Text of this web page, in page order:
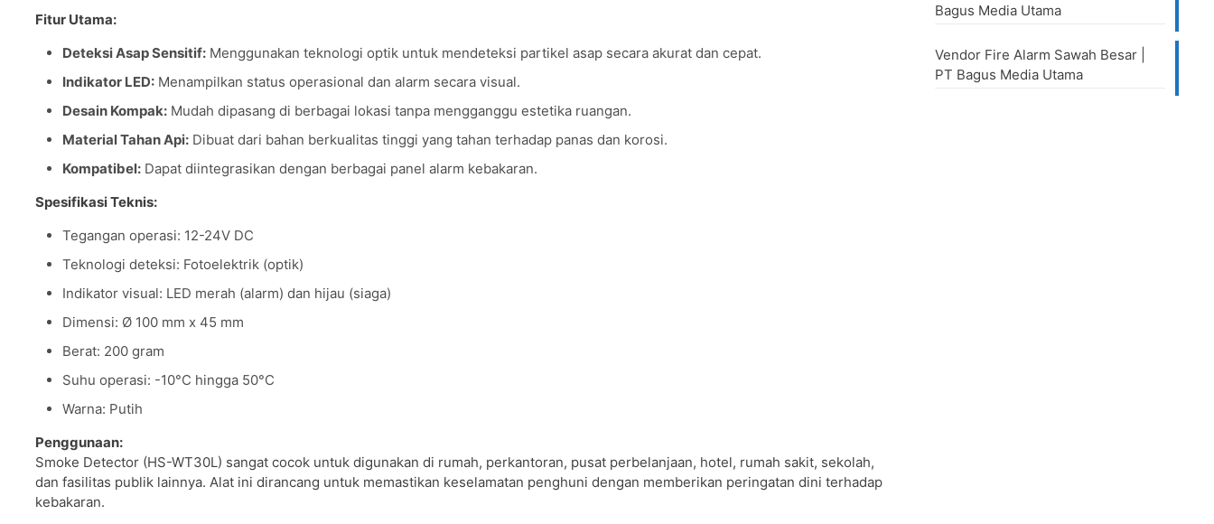
Fitur Utama:
Deteksi Asap Sensitif:Menggunakan teknologi optik untuk mendeteksi partikel asap secara akurat dan cepat.
Indikator LED:Menampilkan status operasional dan alarm secara visual.
Desain Kompak:Mudah dipasang di berbagai lokasi tanpa mengganggu estetika ruangan.
Material Tahan Api:Dibuat dari bahan berkualitas tinggi yang tahan terhadap panas dan korosi.
Kompatibel:Dapat diintegrasikan dengan berbagai panel alarm kebakaran.
Spesifikasi Teknis:
Tegangan operasi: 12-24V DC
Teknologi deteksi: Fotoelektrik (optik)
Indikator visual: LED merah (alarm) dan hijau (siaga)
Dimensi: Ø 100 mm x 45 mm
Berat: 200 gram
Suhu operasi: -10°C hingga 50°C
Warna: Putih
Penggunaan:
Smoke Detector (HS-WT30L) sangat cocok untuk digunakan di rumah, perkantoran, pusat perbelanjaan, hotel, rumah sakit, sekolah,
dan fasilitas publik lainnya. Alat ini dirancang untuk memastikan keselamatan penghuni dengan memberikan peringatan dini terhadap
kebakaran.
Bagus Media Utama
Vendor Fire Alarm Sawah Besar |
PT Bagus Media Utama